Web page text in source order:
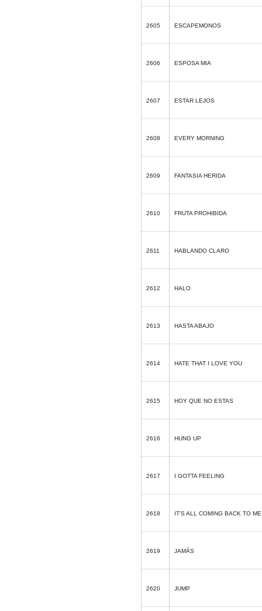
2605 ESCAPEMONOS
2606 ESPOSA MIA
2607 ESTAR LEJOS
2608 EVERY MORNING
2609 FANTASIA HERIDA
2610 FRUTA PROHIBIDA
2611 HABLANDO CLARO
2612 HALO
2613 HASTA ABAJO
2614 HATE THAT I LOVE YOU
2615 HOY QUE NO ESTAS
2616 HUNG UP
2617 I GOTTA FEELING
2618 IT'S ALL COMING BACK TO
2619 JAMÁS
2620 JUMP